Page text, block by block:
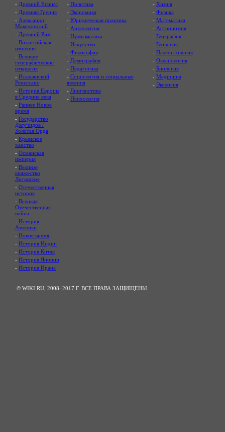
- Древний Египет
- Древняя Греция
- Александр
Македонский
- Древний Рим
- Византийская
империя
- Великие
географические
открытия
- Итальянский
Ренессанс
- История Европы
в Средние века
- Раннее Новое
время
- Государство
Джучидов /
Золотая Орда
- Крымское
ханство
- Османская
империя
- Великое
княжество
Литовское
- Отечественная
история
- Великая
Отечественная
война
- История
Америки
- Новое время
- История Индии
- История Китая
- История Японии
- История Ирана
- Политика
- Экономика
- Юридическая практика
- Археология
- Нумизматика
- Искусство
- Философия
- Демография
- Педагогика
- Социология и социальные
явления
- Лингвистика
- Психология
- Химия
- Физика
- Математика
- Астрономия
- География
- Геология
- Палеонтология
- Океанология
- Биология
- Медицина
- Экология
© WIKI.RU, 2008–2017 Г. ВСЕ ПРАВА ЗАЩИЩЕНЫ.